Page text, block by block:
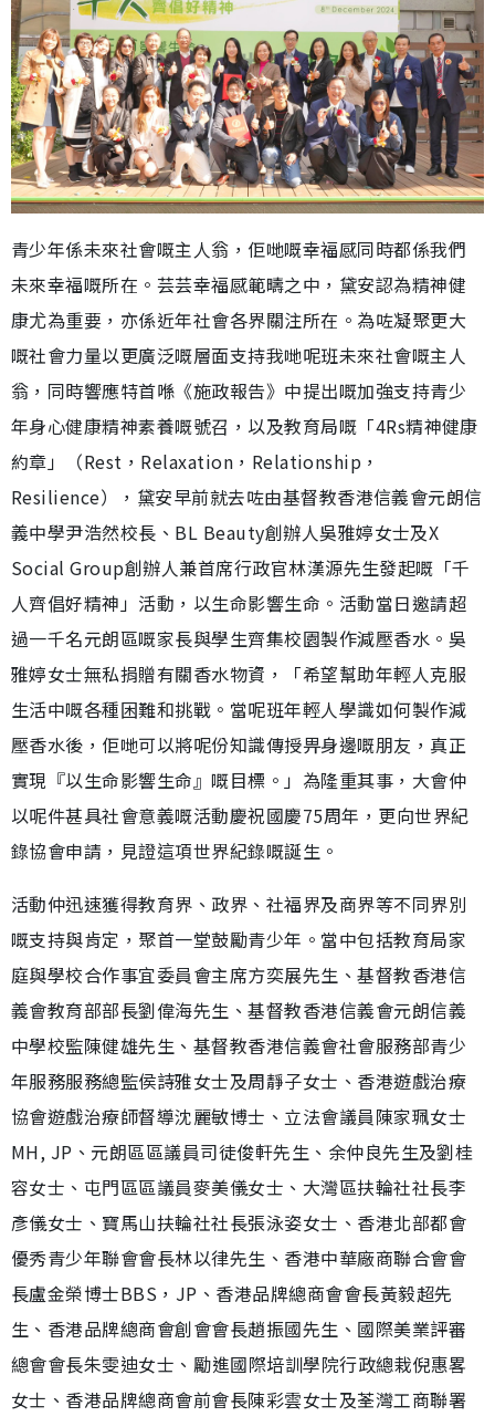
青少年係未來社會嘅主人翁，佢哋嘅幸福感同時都係我們
未來幸福嘅所在。芸芸幸福感範疇之中，黛安認為精神健
康尤為重要，亦係近年社會各界關注所在。為咗凝聚更大
嘅社會力量以更廣泛嘅層面支持我哋呢班未來社會嘅主人
翁，同時響應特首喺《施政報告》中提出嘅加強支持青少
年身心健康精神素養嘅號召，以及教育局嘅「4Rs精神健康
約章」（Rest，Relaxation，Relationship，
Resilience），黛安早前就去咗由基督教香港信義會元朗信
義中學尹浩然校長、BL Beauty創辦人吳雅婷女士及X
Social Group創辦人兼首席行政官林漢源先生發起嘅「千
人齊倡好精神」活動，以生命影響生命。活動當日邀請超
過一千名元朗區嘅家長與學生齊集校園製作減壓香水。吳
雅婷女士無私捐贈有關香水物資，「希望幫助年輕人克服
生活中嘅各種困難和挑戰。當呢班年輕人學識如何製作減
壓香水後，佢哋可以將呢份知識傳授畀身邊嘅朋友，真正
實現『以生命影響生命』嘅目標。」為隆重其事，大會仲
以呢件甚具社會意義嘅活動慶祝國慶75周年，更向世界紀
錄協會申請，見證這項世界紀錄嘅誕生。
活動仲迅速獲得教育界、政界、社福界及商界等不同界別
嘅支持與肯定，聚首一堂鼓勵青少年。當中包括教育局家
庭與學校合作事宜委員會主席方奕展先生、基督教香港信
義會教育部部長劉偉海先生、基督教香港信義會元朗信義
中學校監陳健雄先生、基督教香港信義會社會服務部青少
年服務服務總監侯詩雅女士及周靜子女士、香港遊戲治療
協會遊戲治療師督導沈麗敏博士、立法會議員陳家珮女士
MH, JP、元朗區區議員司徒俊軒先生、余仲良先生及劉桂
容女士、屯門區區議員麥美儀女士、大灣區扶輪社社長李
彥儀女士、寶馬山扶輪社社長張泳姿女士、香港北部都會
優秀青少年聯會會長林以律先生、香港中華廠商聯合會會
長盧金榮博士BBS，JP、香港品牌總商會會長黃毅超先
生、香港品牌總商會創會會長趙振國先生、國際美業評審
總會會長朱雯迪女士、⁠勵進國際培訓學院行政總栽倪惠畧
女士、香港品牌總商會前會長陳彩雲女士及荃灣工商聯署